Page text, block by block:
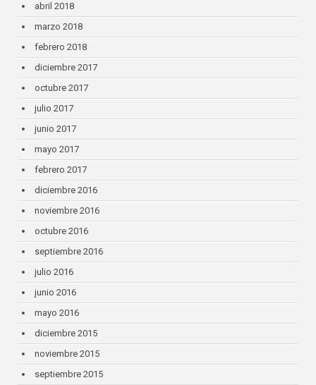
abril 2018
marzo 2018
febrero 2018
diciembre 2017
octubre 2017
julio 2017
junio 2017
mayo 2017
febrero 2017
diciembre 2016
noviembre 2016
octubre 2016
septiembre 2016
julio 2016
junio 2016
mayo 2016
diciembre 2015
noviembre 2015
septiembre 2015